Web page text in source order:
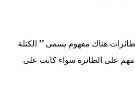
هناك مفهوم يسمى ’’ الكتلة
مهم على الطائرة سواء كانت على